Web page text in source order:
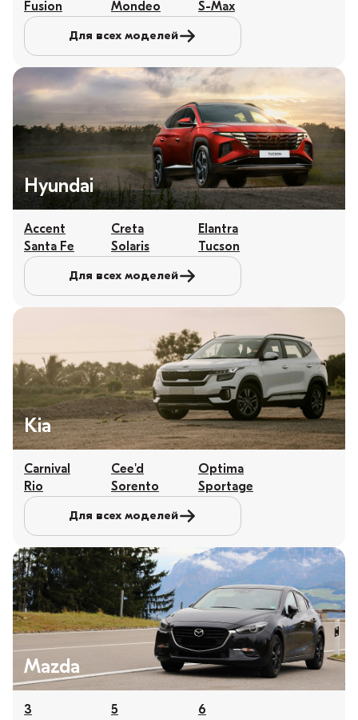
Fusion
Mondeo S-Max
Для всех моделей
Hyundai
Accent Creta
Elantra
Santa Fe
Solaris Tucson
Для всех моделей
Kia
Carnival Cee'd
Optima
Rio
Sorento Sportage
Для всех моделей
Mazda
3 5 6